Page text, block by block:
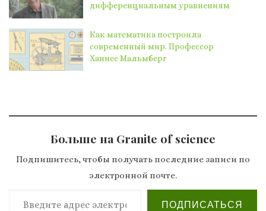
дифференциальным уравнениям
Как математика построила
современный мир. Профессор
Ханнес Мальмберг
Больше на Granite of science
Подпишитесь, чтобы получать последние записи по
электронной почте.
Введите адрес электронной почты…
ПОДПИСАТЬСЯ